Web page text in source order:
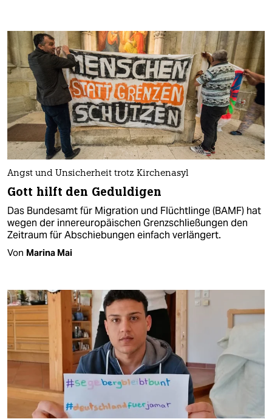
Angst und Unsicherheit trotz Kirchenasyl
Gott hilft den Geduldigen
Das Bundesamt für Migration und Flüchtlinge (BAMF) hat
wegen der innereuropäischen Grenzschließungen den
Zeitraum für Abschiebungen einfach verlängert.
Von Marina Mai